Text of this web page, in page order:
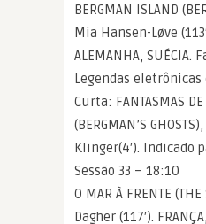
BERGMAN ISLAND
Mia Hansen-Løve
ALEMANHA, SUÉCIA.
Legendas
Curta: FANTASMAS DE
(BERGMAN’S
Klinger(4′). Indicado
Sessão 33 – 18:10
O MAR À FRENTE
Dagher (117′).